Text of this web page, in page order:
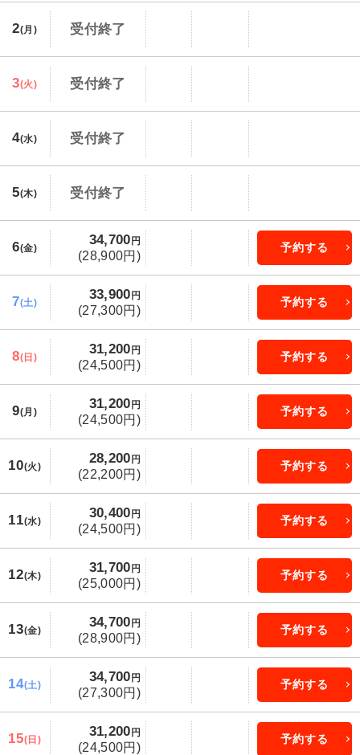
2(月) 受付終了
3(火) 受付終了
4(水) 受付終了
5(木) 受付終了
6(金)
34,700 円
(28,900円)
予約する
7(土)
33,900 円
(27,300円)
予約する
8(日)
31,200 円
(24,500円)
予約する
9(月)
31,200 円
(24,500円)
予約する
10(火)
28,200 円
(22,200円)
予約する
11(水)
30,400 円
(24,500円)
予約する
12(木)
31,700 円
(25,000円)
予約する
13(金)
34,700 円
(28,900円)
予約する
14(土)
34,700 円
(27,300円)
予約する
15(日)
31,200 円
(24,500円)
予約する